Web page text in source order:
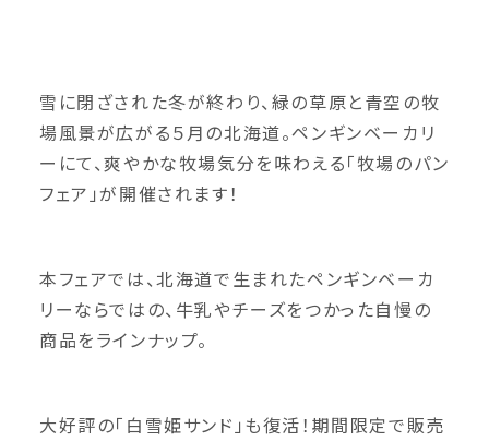
雪に閉ざされた冬が終わり、緑の草原と青空の牧
場風景が広がる５月の北海道。ペンギンベーカリ
ーにて、爽やかな牧場気分を味わえる「牧場のパン
フェア」が開催されます！
本フェアでは、北海道で生まれたペンギンベーカ
リーならではの、牛乳やチーズをつかった自慢の
商品をラインナップ。
大好評の「白雪姫サンド」も復活！期間限定で販売